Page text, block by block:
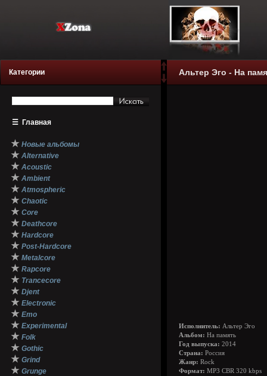
Категории
☰ Главная
★ Новые альбомы
★ Alternative
★ Acoustic
★ Ambient
★ Atmospheric
★ Chaotic
★ Core
★ Deathcore
★ Hardcore
★ Post-Hardcore
★ Metalcore
★ Rapcore
★ Trancecore
★ Djent
★ Electronic
★ Emo
★ Experimental
★ Folk
★ Gothic
★ Grind
★ Grunge
Альтер Эго - На
Исполнитель: Альтер Эго
Альбом: На память
Год выпуска: 2014
Страна: Россия
Жанр: Rock
Формат: MP3 CBR 320 kbps